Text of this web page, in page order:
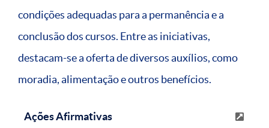
condições adequadas para a permanência e a
conclusão dos cursos. Entre as iniciativas,
destacam-se a oferta de diversos auxílios, como
moradia, alimentação e outros benefícios.
Ações Afirmativas